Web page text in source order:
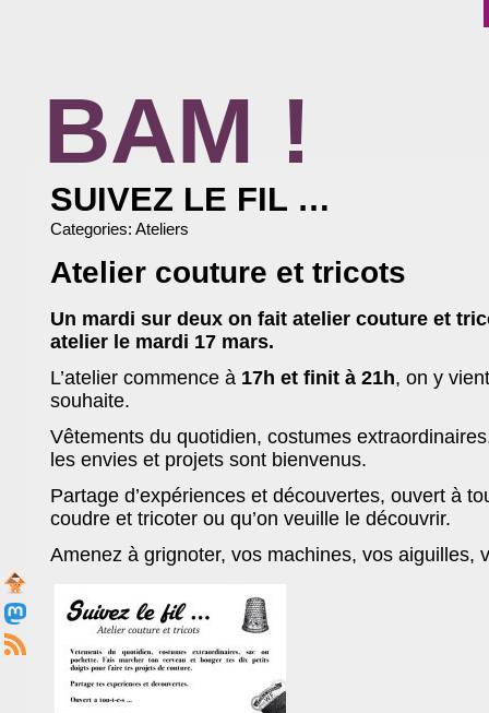
BAM !
SUIVEZ LE FIL …
Categories: Ateliers
Atelier couture et tricots
Un mardi sur deux on fait atelier couture et
atelier le mardi 17 mars.
L’atelier commence à 17h et finit à 21h, on y
souhaite.
Vêtements du quotidien, costumes
les envies et projets sont bienvenus.
Partage d’expériences et découvertes, ouvert à
coudre et tricoter ou qu’on veuille le découvrir.
Amenez à grignoter, vos machines, vos